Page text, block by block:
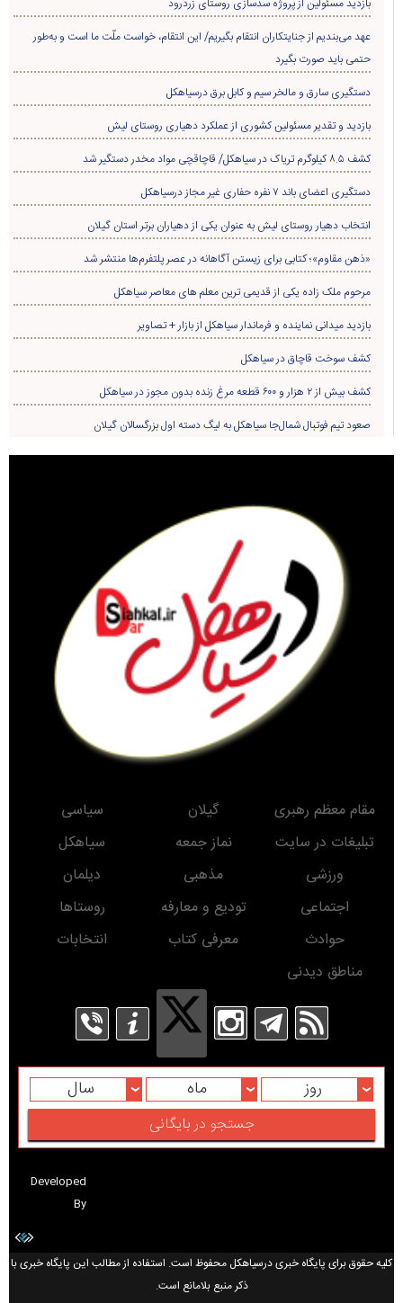
عهد می‌بندیم از جنایتکاران انتقام بگیریم/ این انتقام، خواست ملّت ما است و به‌طور
حتمی باید صورت بگیرد
دستگیری سارق و مالخر سیم و کابل برق درسیاهکل
بازدید و تقدیر مسئولین کشوری از عملکرد دهیاری روستای لیش
کشف ۸.۵ کیلوگرم تریاک در سیاهکل/ قاچاقچی مواد مخدر دستگیر شد
دستگیری اعضای باند ۷ نفره حفاری غير مجاز درسیاهکل
انتخاب دهیار روستای لیش به عنوان یکی از دهیاران برتر استان گیلان
«ذهن مقاوم»؛ کتابی برای زیستن آگاهانه در عصر پلتفرم‌ها منتشر شد
مرحوم ملک زاده یکی از قدیمی ترین معلم های معاصر سیاهکل
بازدید میدانی نماینده و فرماندار سیاهکل از بازار + تصاویر
کشف سوخت قاچاق در سياهکل
کشف بیش از ۲ هزار و ۶۰۰ قطعه مرغ زنده بدون مجوز در سیاهکل
صعود تیم فوتبال شمال‌جا‌ سیاهکل به لیگ دسته اول بزرگسالان گیلان
مقام معظم رهبری گیلان
سیاسی
تبلیغات در سایت
نماز جمعه
سیاهکل
ورزشی
مذهبی
دیلمان
اجتماعی
تودیع و معارفه
روستاها
حوادث
معرفی کتاب
انتخابات
مناطق دیدنی
روز ماه سال
Developed
By
کلیه حقوق برای پایگاه خبری درسیاهکل محفوظ است. استفاده از مطالب این پایگاه خبری با
ذکر منبع بلامانع است.